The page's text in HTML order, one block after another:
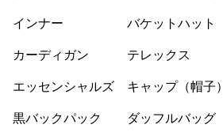
インナー
カーディガン
エッセンシャルズ
黒バックパック
バケットハット
テレックス
キャップ（帽子）
ダッフルバッグ